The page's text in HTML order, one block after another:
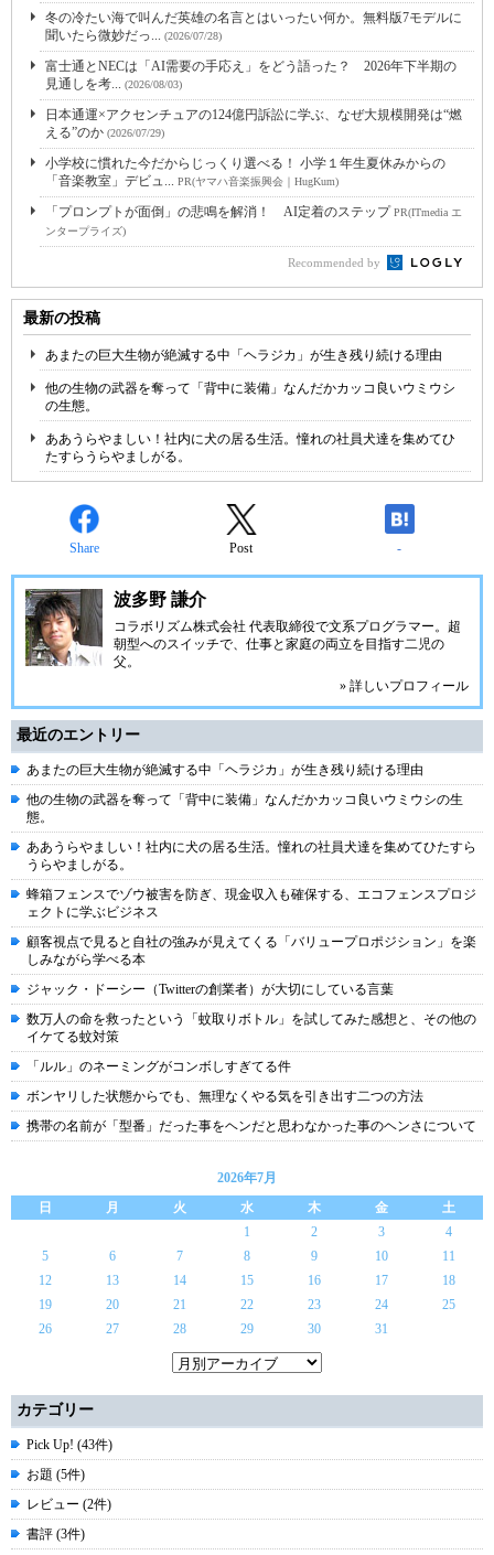
冬の冷たい海で叫んだ英雄の名言とはいったい何か。無料版7モデルに
聞いたら微妙だっ... (2026/07/28)
富士通とNECは「AI需要の手応え」をどう語った？ 2026年下半期の
見通しを考... (2026/08/03)
日本通運×アクセンチュアの124億円訴訟に学ぶ、なぜ大規模開発は“燃
える”のか (2026/07/29)
小学校に慣れた今だからじっくり選べる！ 小学１年生夏休みからの
「音楽教室」デビュ... PR(ヤマハ音楽振興会｜HugKum)
「プロンプトが面倒」の悲鳴を解消！ AI定着のステップPR(ITmedia エ
ンタープライズ)
Recommended by
最新の投稿
あまたの巨大生物が絶滅する中「ヘラジカ」が生き残り続ける理由
他の生物の武器を奪って「背中に装備」なんだかカッコ良いウミウシ
の生態。
ああうらやましい！社内に犬の居る生活。憧れの社員犬達を集めてひ
たすらうらやましがる。
Share Post -
波多野 謙介
コラボリズム株式会社 代表取締役で文系プログラマー。超
朝型へのスイッチで、仕事と家庭の両立を目指す二児の
父。
» 詳しいプロフィール
最近のエントリー
あまたの巨大生物が絶滅する中「ヘラジカ」が生き残り続ける理由
他の生物の武器を奪って「背中に装備」なんだかカッコ良いウミウシの生
態。
ああうらやましい！社内に犬の居る生活。憧れの社員犬達を集めてひたすら
うらやましがる。
蜂箱フェンスでゾウ被害を防ぎ、現金収入も確保する、エコフェンスプロジ
ェクトに学ぶビジネス
顧客視点で見ると自社の強みが見えてくる「バリュープロポジション」を楽
しみながら学べる本
ジャック・ドーシー（Twitterの創業者）が大切にしている言葉
数万人の命を救ったという「蚊取りボトル」を試してみた感想と、その他の
イケてる蚊対策
「ルル」のネーミングがコンボしすぎてる件
ボンヤリした状態からでも、無理なくやる気を引き出す二つの方法
携帯の名前が「型番」だった事をヘンだと思わなかった事のヘンさについて
2026年7月
日
月 火 水 木 金
土
1
2 3
4
5
6 7 8 9 10
11
12
13 14 15 16 17
18
19
20 21 22 23 24
25
26
27 28 29 30 31
カテゴリー
Pick Up! (43件)
お題 (5件)
レビュー (2件)
書評 (3件)